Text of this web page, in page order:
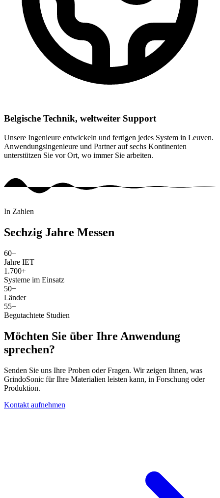
Belgische Technik, weltweiter Support
Unsere Ingenieure entwickeln und fertigen jedes System in Leuven.
Anwendungsingenieure und Partner auf sechs Kontinenten
unterstützen Sie vor Ort, wo immer Sie arbeiten.
In Zahlen
Sechzig Jahre Messen
60+
Jahre IET
1.700+
Systeme im Einsatz
50+
Länder
55+
Begutachtete Studien
Möchten Sie über Ihre Anwendung
sprechen?
Senden Sie uns Ihre Proben oder Fragen. Wir zeigen Ihnen, was
GrindoSonic für Ihre Materialien leisten kann, in Forschung oder
Produktion.
Kontakt aufnehmen